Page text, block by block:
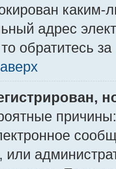
адрес
обратитесь
или